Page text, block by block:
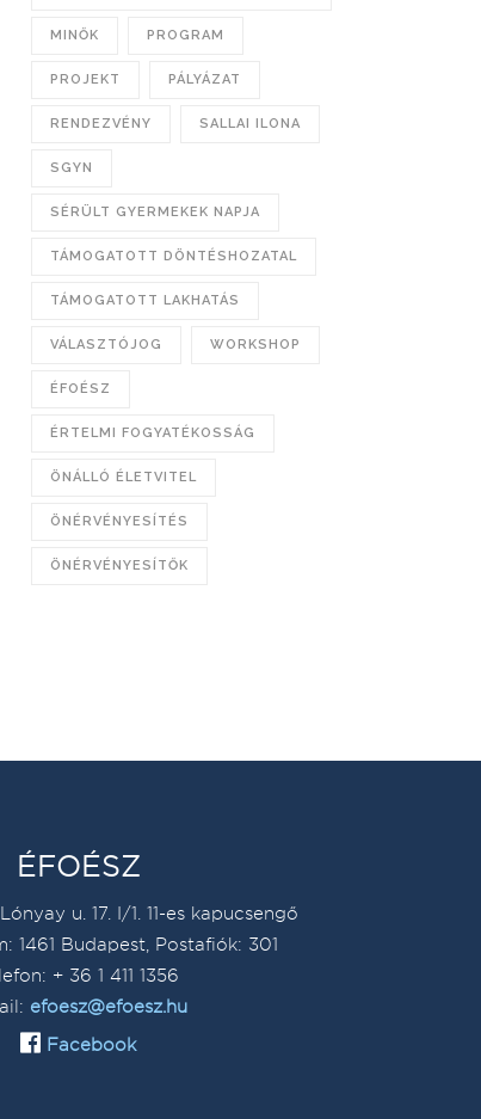
MINŐK PROGRAM
PROJEKT PÁLYÁZAT
RENDEZVÉNY SALLAI ILONA
SGYN
SÉRÜLT GYERMEKEK NAPJA
TÁMOGATOTT DÖNTÉSHOZATAL
TÁMOGATOTT LAKHATÁS
VÁLASZTÓJOG WORKSHOP
ÉFOÉSZ
ÉRTELMI FOGYATÉKOSSÁG
ÖNÁLLÓ ÉLETVITEL
ÖNÉRVÉNYESÍTÉS
ÖNÉRVÉNYESÍTŐK
ÉFOÉSZ
u. 17. I/1. 11-es kapucsengő
1461 Budapest, Postafiók: 301
+ 36 1 411 1356
efoesz@efoesz.hu
Facebook